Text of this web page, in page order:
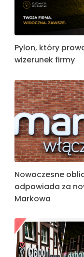
Pylon, który
wizerunek firmy
Nowoczesne
odpowiada za
Markowa